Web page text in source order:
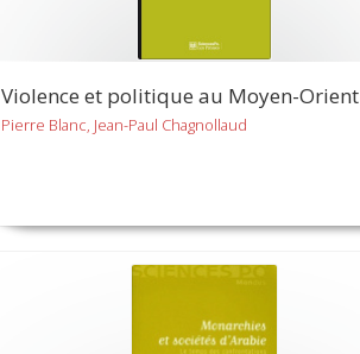
Violence et politique au Moyen-Orient
Pierre Blanc, Jean-Paul Chagnollaud